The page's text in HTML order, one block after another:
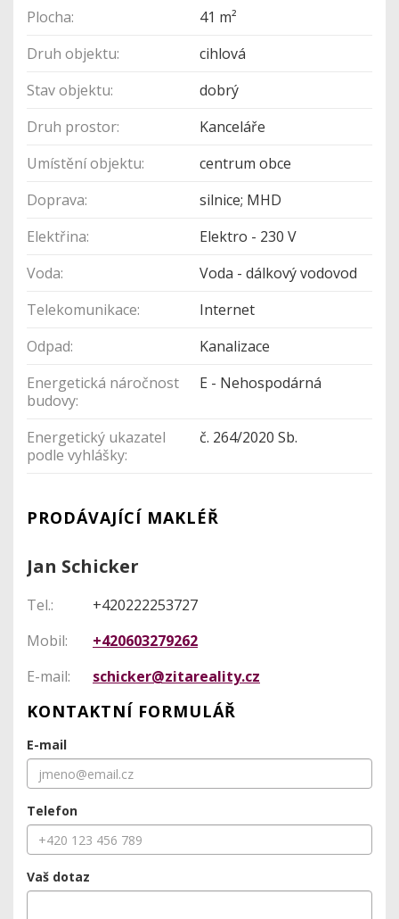
Plocha:
41 m²
Druh objektu:
cihlová
Stav objektu:
dobrý
Druh prostor:
Kanceláře
Umístění objektu:
centrum obce
Doprava:
silnice; MHD
Elektřina:
Elektro - 230 V
Voda:
Voda - dálkový vodovod
Telekomunikace:
Internet
Odpad:
Kanalizace
Energetická náročnost
budovy:
E - Nehospodárná
Energetický ukazatel
podle vyhlášky:
č. 264/2020 Sb.
PRODÁVAJÍCÍ MAKLÉŘ
Jan Schicker
Tel.:
+420222253727
Mobil:
+420603279262
E-mail:
schicker@zitareality.cz
KONTAKTNÍ FORMULÁŘ
E-mail
Telefon
Vaš dotaz